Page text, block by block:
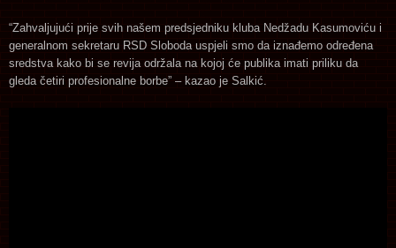
“Zahvaljujući prije svih našem predsjedniku kluba Nedžadu Kasumoviću i
generalnom sekretaru RSD Sloboda uspjeli smo da iznađemo određena
sredstva kako bi se revija održala na kojoj će publika imati priliku da
gleda četiri profesionalne borbe” – kazao je Salkić.